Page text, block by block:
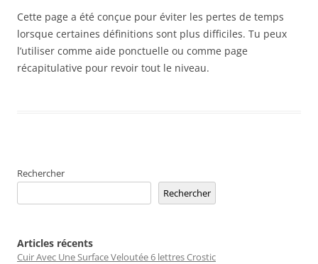
Cette page a été conçue pour éviter les pertes de temps
lorsque certaines définitions sont plus difficiles. Tu peux
l’utiliser comme aide ponctuelle ou comme page
récapitulative pour revoir tout le niveau.
Rechercher
Rechercher
Articles récents
Cuir Avec Une Surface Veloutée 6 lettres Crostic